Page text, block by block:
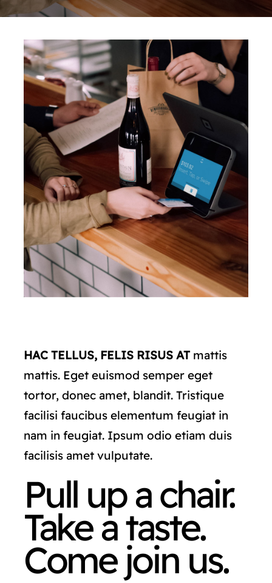
HAC TELLUS, FELIS RISUS ATmattis
mattis. Eget euismod semper eget
tortor, donec amet, blandit. Tristique
facilisi faucibus elementum feugiat in
nam in feugiat. Ipsum odio etiam duis
facilisis amet vulputate.
Pull up a chair.
Take a taste.
Come join us.